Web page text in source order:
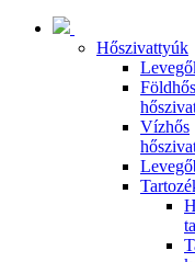
Hőszivattyúk
Földhős
Vízhős